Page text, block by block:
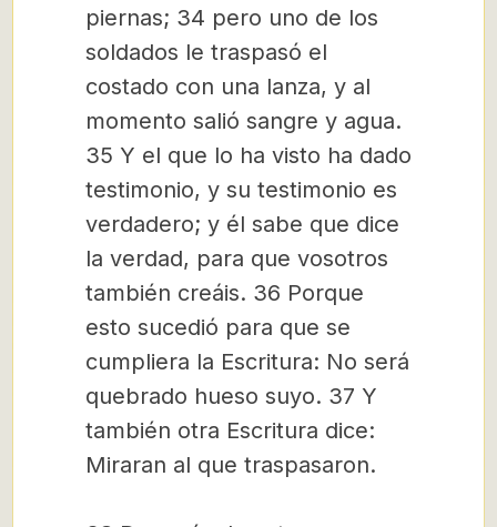
piernas; 34 pero uno de los
soldados le traspasó el
costado con una lanza, y al
momento salió sangre y agua.
35 Y el que lo ha visto ha dado
testimonio, y su testimonio es
verdadero; y él sabe que dice
la verdad, para que vosotros
también creáis. 36 Porque
esto sucedió para que se
cumpliera la Escritura: No será
quebrado hueso suyo. 37 Y
también otra Escritura dice:
Miraran al que traspasaron.